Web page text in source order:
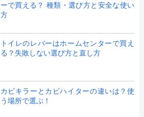
ーで買える？ 種類・選び方と安全な使い
方
トイレのレバーはホームセンターで買え
る？失敗しない選び方と直し方
カビキラーとカビハイターの違いは？使
う場所で選ぶ！